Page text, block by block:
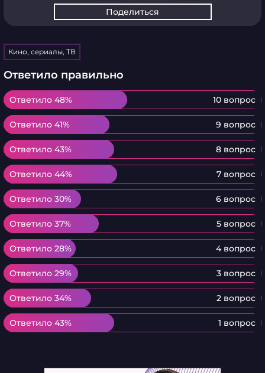
Поделиться
Кино, сериалы, ТВ
Ответило правильно
Ответило 48% 10 вопрос
Ответило 48%
Ответило 41% 9 вопрос
Ответило 41%
Ответило 43% 8 вопрос
Ответило 43%
Ответило 44% 7 вопрос
Ответило 44%
Ответило 30% 6 вопрос
Ответило 30%
Ответило 37% 5 вопрос
Ответило 37%
Ответило 28% 4 вопрос
Ответило 28%
Ответило 29% 3 вопрос
Ответило 29%
Ответило 34% 2 вопрос
Ответило 34%
Ответило 43% 1 вопрос
Ответило 43%